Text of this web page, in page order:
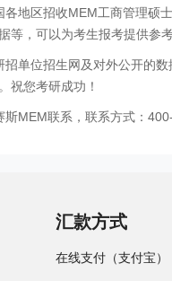
地区招收MEM工商管理硕
等，可以为考生报考提供参
单位招生网及对外公开的
祝您考研成功！
MEM联系，联系方式：
汇款方式
在线支付（支付宝）